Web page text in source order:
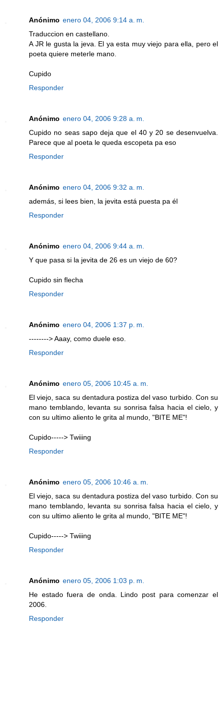
Anónimo enero 04, 2006 9:14 a. m.
Traduccion en castellano.
A JR le gusta la jeva. El ya esta muy viejo para ella, pero el
poeta quiere meterle mano.
Cupido
Responder
Anónimo enero 04, 2006 9:28 a. m.
Cupido no seas sapo deja que el 40 y 20 se desenvuelva.
Parece que al poeta le queda escopeta pa eso
Responder
Anónimo enero 04, 2006 9:32 a. m.
además, si lees bien, la jevita está puesta pa él
Responder
Anónimo enero 04, 2006 9:44 a. m.
Y que pasa si la jevita de 26 es un viejo de 60?
Cupido sin flecha
Responder
Anónimo enero 04, 2006 1:37 p. m.
--------> Aaay, como duele eso.
Responder
Anónimo enero 05, 2006 10:45 a. m.
El viejo, saca su dentadura postiza del vaso turbido. Con su
mano temblando, levanta su sonrisa falsa hacia el cielo, y
con su ultimo aliento le grita al mundo, "BITE ME"!
Cupido-----> Twiiing
Responder
Anónimo enero 05, 2006 10:46 a. m.
El viejo, saca su dentadura postiza del vaso turbido. Con su
mano temblando, levanta su sonrisa falsa hacia el cielo, y
con su ultimo aliento le grita al mundo, "BITE ME"!
Cupido-----> Twiiing
Responder
Anónimo enero 05, 2006 1:03 p. m.
He estado fuera de onda. Lindo post para comenzar el
2006.
Responder